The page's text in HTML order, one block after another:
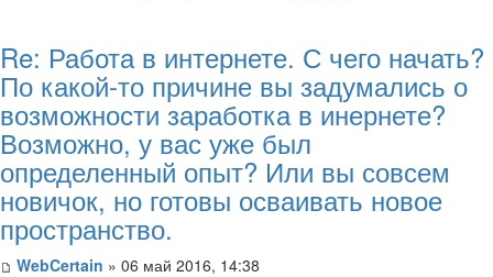
Re: Работа в интернете. С чего начать?
По какой-то причине вы задумались о
возможности заработка в инернете?
Возможно, у вас уже был
определенный опыт? Или вы совсем
новичок, но готовы осваивать новое
пространство.
WebCertain » 06 май 2016, 14:38